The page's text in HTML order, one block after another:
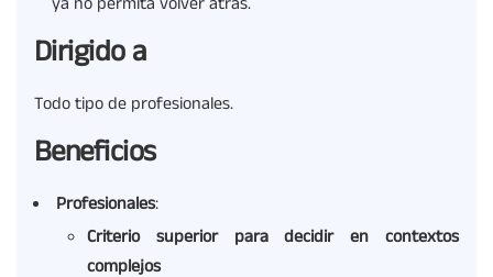
Dirigido a
Todo tipo de profesionales.
Beneficios
Profesionales:
Criterio superior para decidir en contextos
complejos